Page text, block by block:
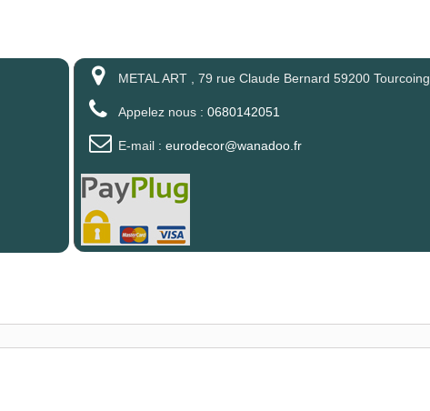
METAL ART , 79 rue Claude Bernard 59200 Tourcoing
Appelez nous : 0680142051
E-mail : eurodecor@wanadoo.fr